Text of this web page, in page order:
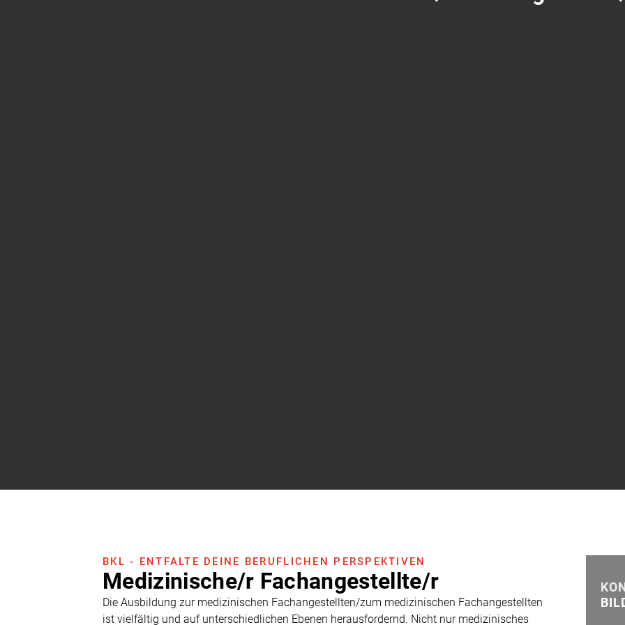
BKL - ENTFALTE DEINE BERUFLICHEN PERSPEKTIVEN
Medizinische/r Fachangestellte/r
Die Ausbildung zur medizinischen Fachangestellten/zum medizinischen Fachangestellten
ist vielfältig und auf unterschiedlichen Ebenen herausfordernd. Nicht nur medizinisches